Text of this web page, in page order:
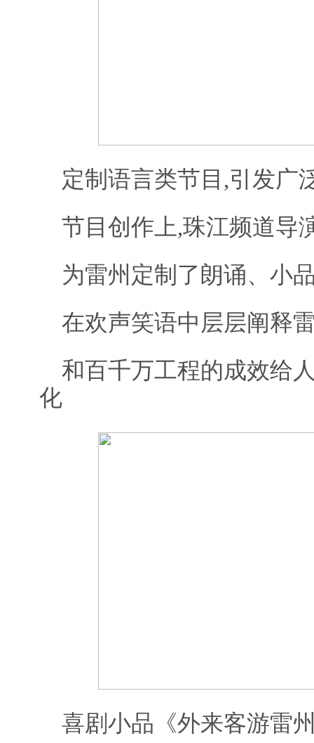
定制语言类节目,引发广
节目创作上,珠江频道导
为雷州定制了朗诵、小
在欢声笑语中层层阐释
和百千万工程的成效给
化
喜剧小品《外来客游雷